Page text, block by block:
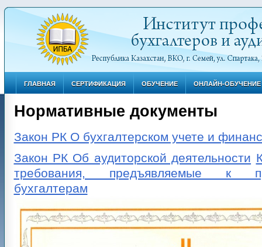
ГЛАВНАЯ СЕРТИФИКАЦИЯ ОБУЧЕНИЕ ОНЛАЙН-ОБУЧЕНИЕ
Нормативные документы
Закон РК О бухгалтерском учете и
Закон РК Об аудиторской деятельности
требования, предъявляемые к
бухгалтерам